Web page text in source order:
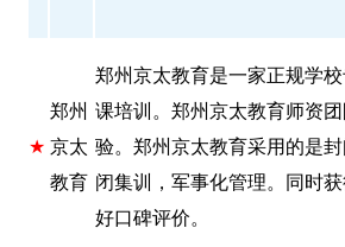
★
郑州
京太
教育
郑州京太教育是一家正规学
课培训。郑州京太教育师资
验。郑州京太教育采用的是
闭集训，军事化管理。同时
好口碑评价。